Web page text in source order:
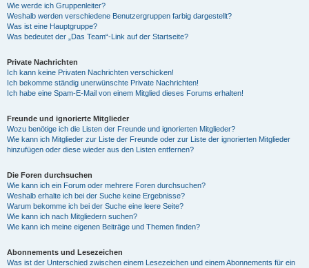
Wie werde ich Gruppenleiter?
Weshalb werden verschiedene Benutzergruppen farbig dargestellt?
Was ist eine Hauptgruppe?
Was bedeutet der „Das Team“-Link auf der Startseite?
Private Nachrichten
Ich kann keine Privaten Nachrichten verschicken!
Ich bekomme ständig unerwünschte Private Nachrichten!
Ich habe eine Spam-E-Mail von einem Mitglied dieses Forums erhalten!
Freunde und ignorierte Mitglieder
Wozu benötige ich die Listen der Freunde und ignorierten Mitglieder?
Wie kann ich Mitglieder zur Liste der Freunde oder zur Liste der ignorierten Mitglieder
hinzufügen oder diese wieder aus den Listen entfernen?
Die Foren durchsuchen
Wie kann ich ein Forum oder mehrere Foren durchsuchen?
Weshalb erhalte ich bei der Suche keine Ergebnisse?
Warum bekomme ich bei der Suche eine leere Seite?
Wie kann ich nach Mitgliedern suchen?
Wie kann ich meine eigenen Beiträge und Themen finden?
Abonnements und Lesezeichen
Was ist der Unterschied zwischen einem Lesezeichen und einem Abonnements für ein